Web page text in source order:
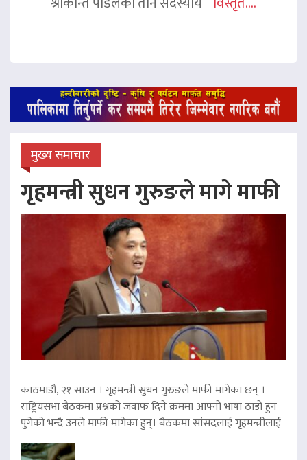
मुख्य समाचार
गृहमन्त्री सुधन गुरुङले मागे माफी
काठमाडौं, २१ साउन । गृहमन्त्री सुधन गुरुङले माफी मागेका छन् ।
राष्ट्रियसभा बैठकमा प्रश्नको जवाफ दिने क्रममा आफ्नो भाषा ठाडो हुन
पुगेको भन्दै उनले माफी मागेका हुन्। बैठकमा सांसदलाई गृहमन्त्रीलाई